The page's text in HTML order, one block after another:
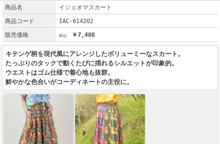
商品名
イジェオマスカート
商品コード
IAC-614202
販売価格
￥7,480
キテンゲ柄を現代風にアレンジしたボリューミーなスカート。
たっぷりのタックで動くたびに揺れるシルエットが印象的。
ウエストはゴム仕様で着心地も抜群。
鮮やかな色合いがコーディネートの主役に。